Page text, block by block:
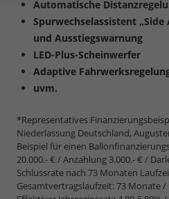
Automatische
Spurwechselassistent
und Ausstiegswarnung
LED-Plus-Scheinwerfer
Adaptive
uvm.
*Representatives
Niederlassung Deutschland,
Beispiel für einen
20.000.- € / Anzahlung 3.000.- € /
Schlussrate nach 73 Monaten
Gesamtvertragslaufzeit: 73 Monate